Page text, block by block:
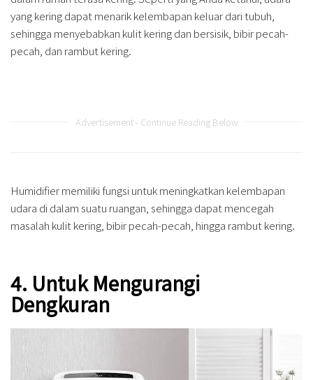
yang kering dapat menarik kelembapan keluar dari tubuh,
sehingga menyebabkan kulit kering dan bersisik, bibir pecah-
pecah, dan rambut kering.
Advertisement - Continue Reading Below
Humidifier memiliki fungsi untuk meningkatkan kelembapan
udara di dalam suatu ruangan, sehingga dapat mencegah
masalah kulit kering, bibir pecah-pecah, hingga rambut kering.
4. Untuk Mengurangi
Dengkuran